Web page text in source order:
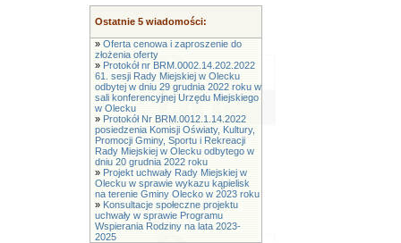
Ostatnie 5 wiadomości:
» Oferta cenowa i zaproszenie do
złożenia oferty
» Protokół nr BRM.0002.14.202.2022
61. sesji Rady Miejskiej w Olecku
odbytej w dniu 29 grudnia 2022 roku w
sali konferencyjnej Urzędu Miejskiego
w Olecku
» Protokół Nr BRM.0012.1.14.2022
posiedzenia Komisji Oświaty, Kultury,
Promocji Gminy, Sportu i Rekreacji
Rady Miejskiej w Olecku odbytego w
dniu 20 grudnia 2022 roku
» Projekt uchwały Rady Miejskiej w
Olecku w sprawie wykazu kąpielisk
na terenie Gminy Olecko w 2023 roku
» Konsultacje społeczne projektu
uchwały w sprawie Programu
Wspierania Rodziny na lata 2023-
2025